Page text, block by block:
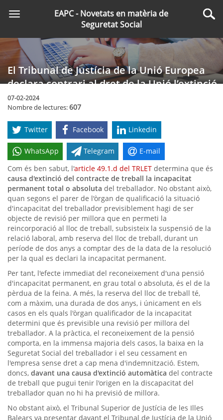
principal
Toggle
EAPC - Novetats en matèria de
Seguretat Social
El Tribunal de Justícia de la Unió Europea
declara contrari al dret de la Unió l’extinció
automàtica del contracte per incapacitat
permanent
07-02-2024
Nombre de lectures:607
Twitter Facebook Linkedin
WhatsApp Telegram
E-mail
Com és ben sabut, l'article 49.1.d del TRLET determina que és
causa d'extinció del contracte de treball la incapacitat
permanent total o absoluta del treballador. No obstant això,
quan segons el parer de l'òrgan de qualificació la situació
d'incapacitat del treballador previsiblement hagi de ser
objecte de revisió per millora que en permeti la
reincorporació al lloc de treball, subsisteix la suspensió de la
relació laboral, amb reserva del lloc de treball, durant un
període de dos anys a comptar des de la data de la resolució
per la qual es declari la incapacitat permanent.
Per tant, l'efecte immediat del reconeixement d'una pensió
d'incapacitat permanent, en grau total o absoluta, és el de la
pèrdua de la feina. A més, la reserva del lloc de treball té,
com a màxim, una durada de dos anys, i únicament en els
casos en els quals l'òrgan qualificador de la incapacitat
determini que és previsible una revisió per millora del
treballador. A la pràctica, el reconeixement de la pensió
comporta, en la immensa majoria dels casos, la baixa en la
Seguretat Social del treballador i el seu cessament en
l'empresa sense dret a cap mena d'indemnització. Estem,
doncs, davant una causa d'extinció automàtica del contracte
de treball que pugui tenir l'origen en la discapacitat del
treballador quan no hi ha previsió de millora.
No obstant això, el Tribunal Superior de Justícia de les Illes
Balears va presentar davant el Tribunal de Justícia de la Unió